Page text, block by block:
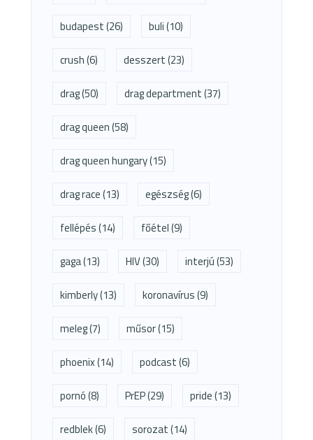
budapest(26) buli(10)
crush(6) desszert(23)
drag(50) drag department(37)
drag queen(58)
drag queen hungary(15)
drag race(13) egészség(6)
fellépés(14) főétel(9)
gaga(13) HIV(30) interjú(53)
kimberly(13) koronavírus(9)
meleg(7) műsor(15)
phoenix(14) podcast(6)
pornó(8) PrEP(29) pride(13)
redblek(6) sorozat(14)